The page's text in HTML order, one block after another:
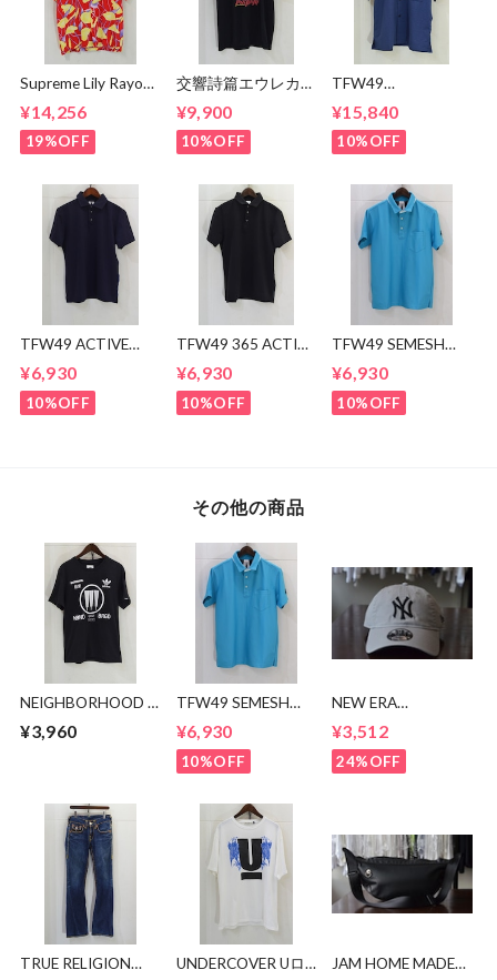
Supreme Lily Rayon
¥14,256
19%OFF
交響詩篇エウレカセ
MOSH
MISFITS"EUREKA"
TEE
¥9,900
10%OFF
TFW49
OPEN COLLAR
SHIRTS
¥15,840
10%OFF
TFW49 ACTIVE
¥6,930
10%OFF
TFW49 365 ACTIVE
¥6,930
10%OFF
TFW49 SEMESH
¥6,930
10%OFF
その他の商品
NEIGHBORHOOD ×
¥3,960
TFW49 SEMESH
¥6,930
10%OFF
NEW ERA
¥3,512
24%OFF
TRUE RELIGION
UNDERCOVER Uロ
JAM HOME MADE